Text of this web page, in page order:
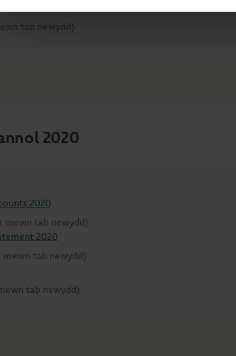
tab newydd)
2020
2020
mewn tab newydd)
2020
mewn tab newydd)
tab newydd)